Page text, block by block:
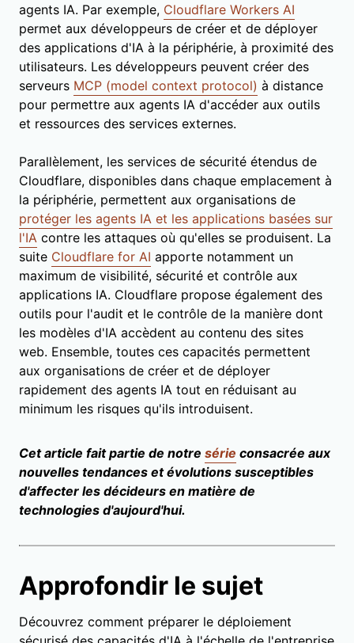
agents IA. Par exemple, Cloudflare Workers AI
permet aux développeurs de créer et de déployer
des applications d'IA à la périphérie, à proximité des
utilisateurs. Les développeurs peuvent créer des
serveurs MCP (model context protocol) à distance
pour permettre aux agents IA d'accéder aux outils
et ressources des services externes.
Parallèlement, les services de sécurité étendus de
Cloudflare, disponibles dans chaque emplacement à
la périphérie, permettent aux organisations de
protéger les agents IA et les applications basées sur
l'IA contre les attaques où qu'elles se produisent. La
suite Cloudflare for AI apporte notamment un
maximum de visibilité, sécurité et contrôle aux
applications IA. Cloudflare propose également des
outils pour l'audit et le contrôle de la manière dont
les modèles d'IA accèdent au contenu des sites
web. Ensemble, toutes ces capacités permettent
aux organisations de créer et de déployer
rapidement des agents IA tout en réduisant au
minimum les risques qu'ils introduisent.
Cet article fait partie de notre série consacrée aux
nouvelles tendances et évolutions susceptibles
d'affecter les décideurs en matière de
technologies d'aujourd'hui.
Approfondir le sujet
Découvrez comment préparer le déploiement